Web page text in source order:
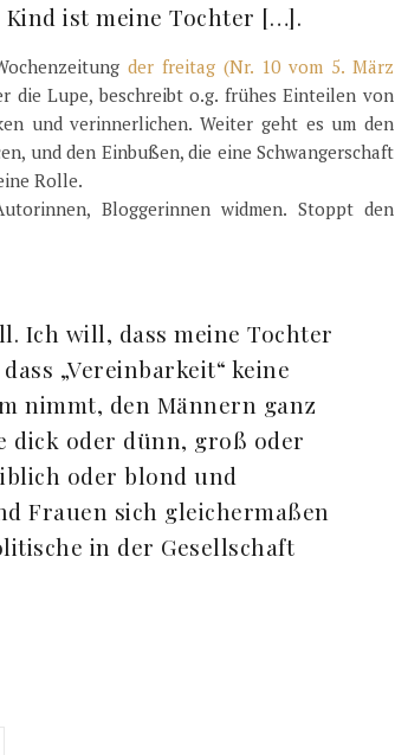
Kind ist meine Tochter […].
der freitag (Nr. 10 vom 5. März
die Lupe, beschreibt o.g. frühes Einteilen von
und verinnerlichen. Weiter geht es um den
und den Einbußen, die eine Schwangerschaft
Rolle.
Bloggerinnen widmen. Stoppt den
Ich will, dass meine Tochter
„Vereinbarkeit“ keine
nimmt, den Männern ganz
dick oder dünn, groß oder
oder blond und
Frauen sich gleichermaßen
in der Gesellschaft